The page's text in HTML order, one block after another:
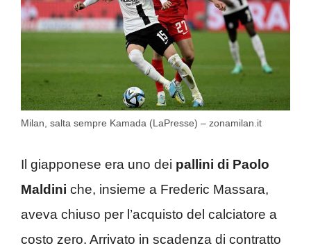
Milan, salta sempre Kamada (LaPresse) – zonamilan.it
Il giapponese era uno dei pallini di Paolo
Maldini che, insieme a Frederic Massara,
aveva chiuso per l’acquisto del calciatore a
costo zero. Arrivato in scadenza di contratto